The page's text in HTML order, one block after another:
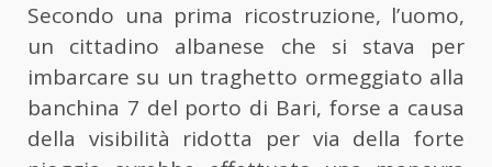
Secondo una prima ricostruzione, l’uomo,
un cittadino albanese che si stava per
imbarcare su un traghetto ormeggiato alla
banchina 7 del porto di Bari, forse a causa
della visibilità ridotta per via della forte